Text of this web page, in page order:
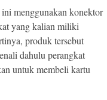
menggunakan konektor
yang kalian miliki
produk tersebut
dahulu perangkat
untuk membeli kartu